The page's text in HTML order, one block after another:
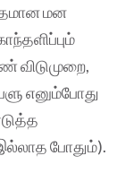
மன
விடுமுறை,
எனும்போது
இல்லாத போதும்).